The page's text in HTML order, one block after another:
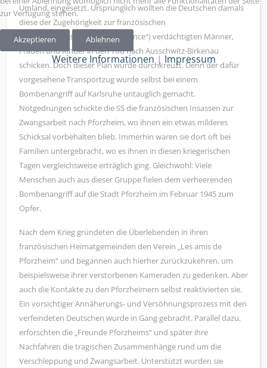
Umland, eingesetzt. Ursprünglich wollten die Deutschen damals
diese der Zugehörigkeit zur französischen
Widerstandsbewegung („Résistance“) verdächtigten Männer,
Frauen und Kinder in den Tod nach Ausschwitz-Birkenau
schicken. Doch dieser Plan wurde durchkreuzt. Denn der dafür
vorgesehene Transportzug wurde selbst bei einem
Bombenangriff auf Karlsruhe untauglich gemacht.
Notgedrungen schickte die SS die französischen Insassen zur
Zwangsarbeit nach Pforzheim, wo ihnen ein etwas milderes
Schicksal vorbehalten blieb. Immerhin waren sie dort oft bei
Familien untergebracht, wo es ihnen in diesen kriegerischen
Tagen vergleichsweise erträglich ging. Gleichwohl: Viele
Menschen auch aus dieser Gruppe fielen dem verheerenden
Bombenangriff auf die Stadt Pforzheim im Februar 1945 zum
Opfer.
Nach dem Krieg gründeten die Überlebenden in ihren
französischen Heimatgemeinden den Verein „Les amis de
Pforzheim“ und begannen auch hierher zurückzukehren, um
beispielsweise ihrer verstorbenen Kameraden zu gedenken. Aber
auch die Kontakte zu den Pforzheimern selbst reaktivierten sie.
Ein vorsichtiger Annäherungs- und Versöhnungsprozess mit den
verfeindeten Deutschen wurde in Gang gebracht. Parallel dazu,
erforschten die „Freunde Pforzheims“ und später ihre
Nachfahren die tragischen Zusammenhänge rund um die
Verschleppung und Zwangsarbeit. Unterstützt wurden sie
zur Verfügung stehen.
Akzeptieren Ablehnen
Weitere Informationen| Impressum